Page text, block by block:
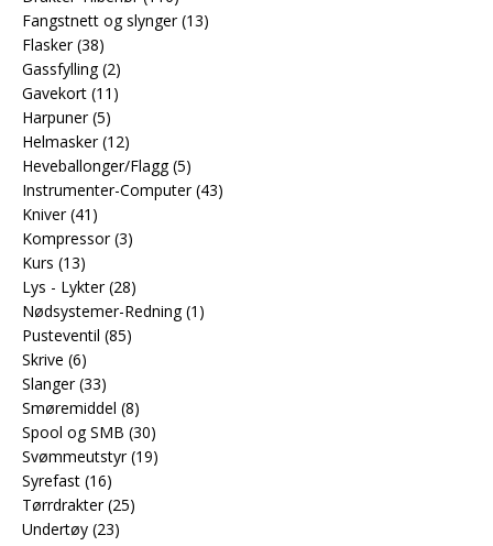
Fangstnett og slynger (13)
Flasker (38)
Gassfylling (2)
Gavekort (11)
Harpuner (5)
Helmasker (12)
Heveballonger/Flagg (5)
Instrumenter-Computer (43)
Kniver (41)
Kompressor (3)
Kurs (13)
Lys - Lykter (28)
Nødsystemer-Redning (1)
Pusteventil (85)
Skrive (6)
Slanger (33)
Smøremiddel (8)
Spool og SMB (30)
Svømmeutstyr (19)
Syrefast (16)
Tørrdrakter (25)
Undertøy (23)